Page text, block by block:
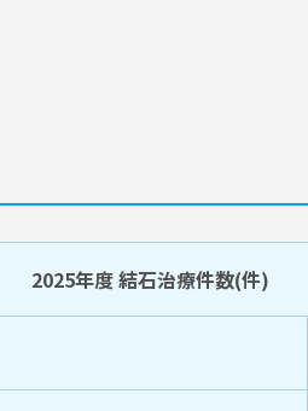
2025年度 結石治療件数(件)